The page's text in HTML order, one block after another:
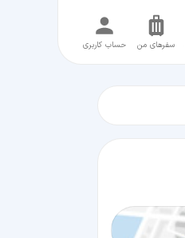
سفر‌های من حساب کاربری